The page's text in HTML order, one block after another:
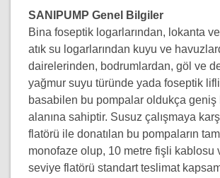
SANIPUMP Genel Bilgiler
Bina foseptik logarlarından, lokanta
atık su logarlarından kuyu ve
dairelerinden, bodrumlardan, göl ve
yağmur suyu türünde yada foseptik lifli
basabilen bu pompalar oldukça geniş
alanına sahiptir. Susuz çalışmaya
flatörü ile donatılan bu pompaların
monofaze olup, 10 metre fişli kablosu
seviye flatörü standart teslimat